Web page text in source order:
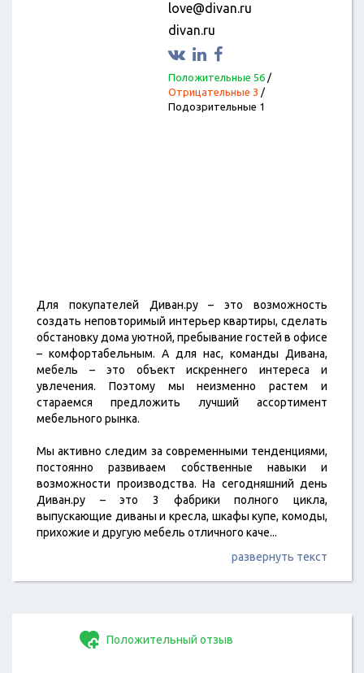
love@divan.ru
divan.ru
Положительные 56/
Отрицательные 3 /
Подозрительные 1
Для покупателей Диван.ру – это возможность
создать неповторимый интерьер квартиры, сделать
обстановку дома уютной, пребывание гостей в офисе
– комфортабельным. А для нас, команды Дивана,
мебель – это объект искреннего интереса и
увлечения. Поэтому мы неизменно растем и
стараемся предложить лучший ассортимент
мебельного рынка.
Мы активно следим за современными тенденциями,
постоянно развиваем собственные навыки и
возможности производства. На сегодняшний день
Диван.ру – это 3 фабрики полного цикла,
выпускающие диваны и кресла, шкафы купе, комоды,
прихожие и другую мебель отличного каче...
развернуть текст
Положительный отзыв